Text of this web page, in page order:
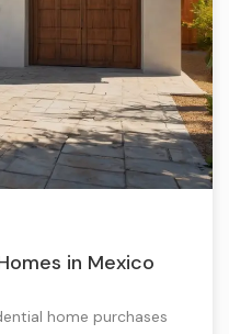
in Mexico
home purchases